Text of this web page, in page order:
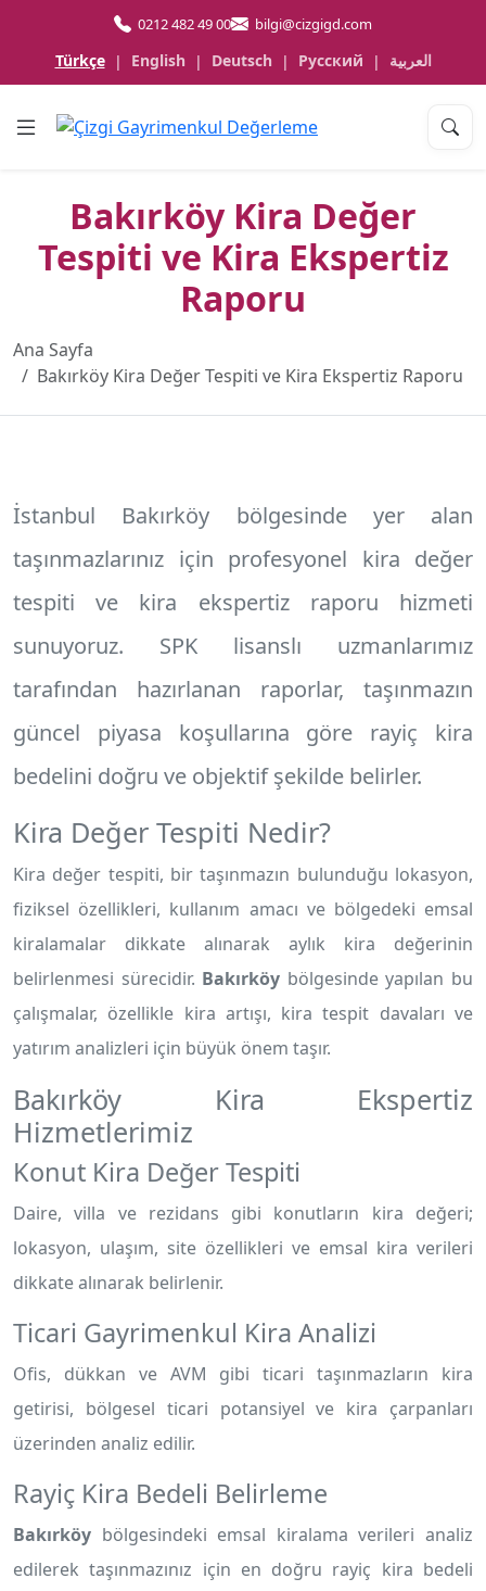
0212 482 49 00 bilgi@cizgigd.com
Türkçe | English | Deutsch | Русский | العربية
Bakırköy Kira Değer
Tespiti ve Kira Ekspertiz
Raporu
Ana Sayfa
Bakırköy Kira Değer Tespiti ve Kira Ekspertiz Raporu
İstanbul Bakırköy bölgesinde yer alan
taşınmazlarınız için profesyonel kira değer
tespiti ve kira ekspertiz raporu hizmeti
sunuyoruz. SPK lisanslı uzmanlarımız
tarafından hazırlanan raporlar, taşınmazın
güncel piyasa koşullarına göre rayiç kira
bedelini doğru ve objektif şekilde belirler.
Kira Değer Tespiti Nedir?
Kira değer tespiti, bir taşınmazın bulunduğu lokasyon,
fiziksel özellikleri, kullanım amacı ve bölgedeki emsal
kiralamalar dikkate alınarak aylık kira değerinin
belirlenmesi sürecidir. Bakırköy bölgesinde yapılan bu
çalışmalar, özellikle kira artışı, kira tespit davaları ve
yatırım analizleri için büyük önem taşır.
Bakırköy Kira Ekspertiz
Hizmetlerimiz
Konut Kira Değer Tespiti
Daire, villa ve rezidans gibi konutların kira değeri;
lokasyon, ulaşım, site özellikleri ve emsal kira verileri
dikkate alınarak belirlenir.
Ticari Gayrimenkul Kira Analizi
Ofis, dükkan ve AVM gibi ticari taşınmazların kira
getirisi, bölgesel ticari potansiyel ve kira çarpanları
üzerinden analiz edilir.
Rayiç Kira Bedeli Belirleme
Bakırköy bölgesindeki emsal kiralama verileri analiz
edilerek taşınmazınız için en doğru rayiç kira bedeli